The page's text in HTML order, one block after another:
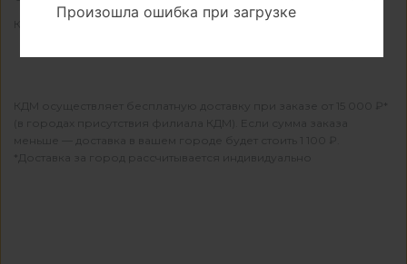
Количество в упаковке
КДМ осуществляет бесплатную доставку при заказе от 15 000 ₽*
(в городах присутствия филиала КДМ). Если сумма заказа
меньше — доставка в вашем городе будет стоить 1 100 ₽.
*Доставка за город рассчитывается индивидуально
Произошла ошибка при загрузке